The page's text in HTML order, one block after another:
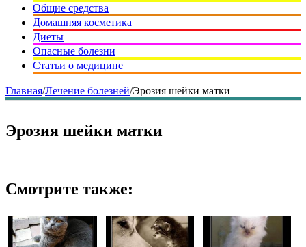
Общие средства
Домашняя косметика
Диеты
Опасные болезни
Статьи о медицине
Главная/Лечение болезней/Эрозия шейки матки
Эрозия шейки матки
Смотрите также: